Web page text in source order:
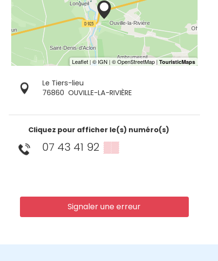
Le Tiers-lieu
76860 OUVILLE-LA-RIVIÈRE
Cliquez pour afficher le(s) numéro(s)
07 43 41 92 ▒▒
Signaler une erreur